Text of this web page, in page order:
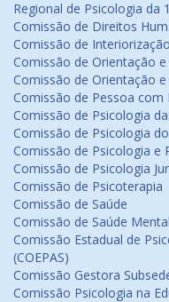
Regional de Psicologia da
Comissão de Direitos
Comissão de
Comissão de Orientação e
Comissão de Orientação e
Comissão de Pessoa com
Comissão de Psicologia
Comissão de Psicologia
Comissão de Psicologia e
Comissão de Psicologia
Comissão de Psicoterapia
Comissão de Saúde
Comissão de Saúde Mental
Comissão Estadual de
(COEPAS)
Comissão Gestora
Comissão Psicologia na